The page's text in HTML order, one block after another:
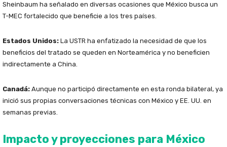
Sheinbaum ha señalado en diversas ocasiones que México busca un
T-MEC fortalecido que beneficie a los tres países.
Estados Unidos: La USTR ha enfatizado la necesidad de que los
beneficios del tratado se queden en Norteamérica y no beneficien
indirectamente a China.
Canadá: Aunque no participó directamente en esta ronda bilateral, ya
inició sus propias conversaciones técnicas con México y EE. UU. en
semanas previas.
Impacto y proyecciones para México